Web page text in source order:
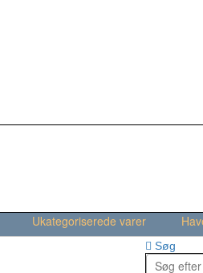
Ukategoriserede varer
Søg